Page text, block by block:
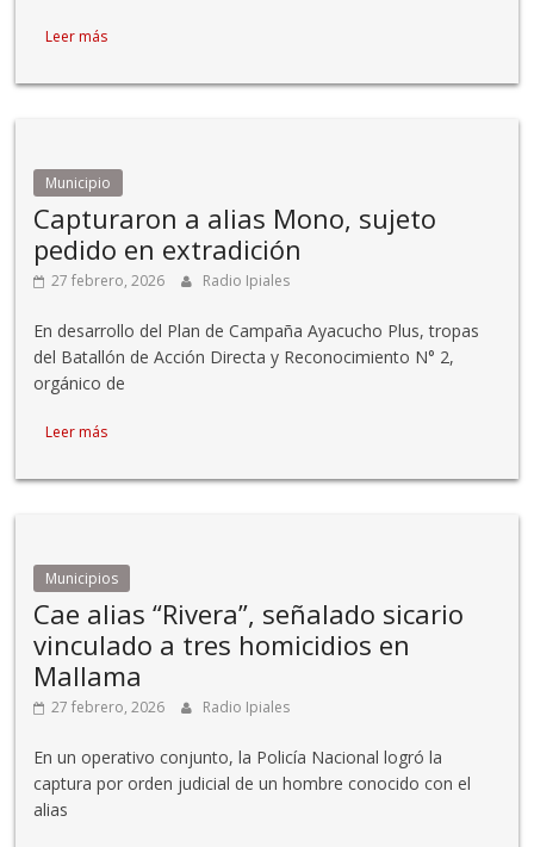
Leer más
Municipio
Capturaron a alias Mono, sujeto
pedido en extradición
27 febrero, 2026 Radio Ipiales
En desarrollo del Plan de Campaña Ayacucho Plus, tropas
del Batallón de Acción Directa y Reconocimiento N° 2,
orgánico de
Leer más
Municipios
Cae alias “Rivera”, señalado sicario
vinculado a tres homicidios en
Mallama
27 febrero, 2026 Radio Ipiales
En un operativo conjunto, la Policía Nacional logró la
captura por orden judicial de un hombre conocido con el
alias